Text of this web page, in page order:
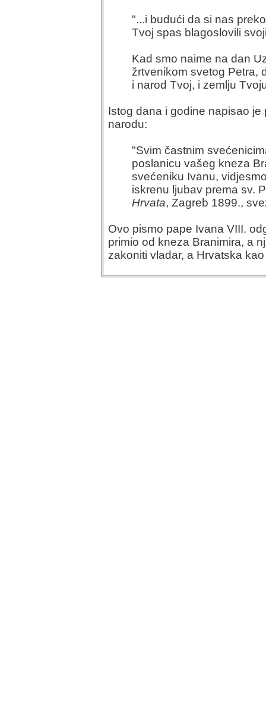
"...i budući da si nas
Tvoj spas blagoslovili
Kad smo naime na dan
žrtvenikom svetog Petra,
i narod Tvoj, i zemlju
Istog dana i godine napisao
narodu:
"Svim častnim
poslanicu vašeg kneza
svećeniku Ivanu,
iskrenu ljubav prema sv.
Hrvata, Zagreb 1899.,
Ovo pismo pape Ivana VIII.
primio od kneza Branimira, a
zakoniti vladar, a Hrvatska